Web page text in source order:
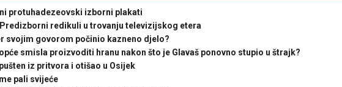
protuhadezeovski izborni plakati
Predizborni redikuli u trovanju televizijskog etera
svojim govorom počinio kazneno djelo?
smisla proizvoditi hranu nakon što je Glavaš ponovno stupio u štrajk?
iz pritvora i otišao u Osijek
pali svijeće